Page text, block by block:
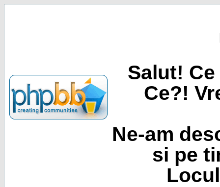
Salut!
Ce?!
Ne-am
si pe